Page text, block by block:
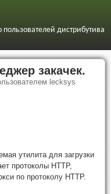
пользователей дистрибутива
закачек.
lecksys
утилита для загрузки
протоколы HTTP,
по протоколу HTTP.